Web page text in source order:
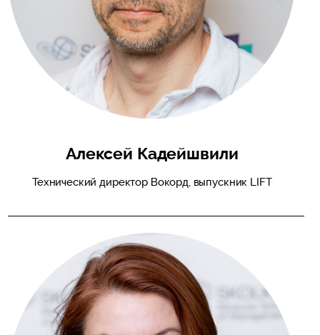
Алексей Кадейшвили
Технический директор Вокорд, выпускник LIFT